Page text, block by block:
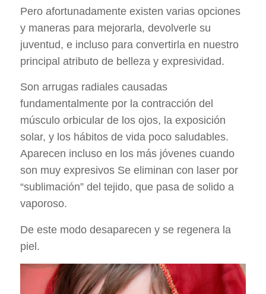
Pero afortunadamente existen varias opciones
y maneras para mejorarla, devolverle su
juventud, e incluso para convertirla en nuestro
principal atributo de belleza y expresividad.
Son arrugas radiales causadas
fundamentalmente por la contracción del
músculo orbicular de los ojos, la exposición
solar, y los hábitos de vida poco saludables.
Aparecen incluso en los más jóvenes cuando
son muy expresivos Se eliminan con laser por
“sublimación” del tejido, que pasa de solido a
vaporoso.
De este modo desaparecen y se regenera la
piel.